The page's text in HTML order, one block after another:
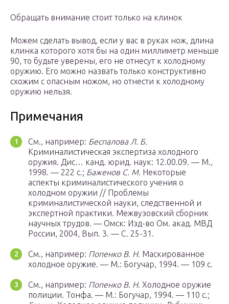
Обращать внимание стоит только на клинок
Можем сделать вывод, если у вас в руках нож, длина
клинка которого хотя бы на один миллиметр меньше
90, то будьте уверены, его не отнесут к холодному
оружию. Его можно назвать только конструктивно
схожим с опасным ножом, но отнести к холодному
оружию нельзя.
Примечания
См., например: Беспалова Л. Б.
Криминалистическая экспертиза холодного
оружия. Дис… канд. юрид. наук: 12.00.09. — М.,
1998. — 222 c.; Баженов С. М. Некоторые
аспекты криминалистического учения о
холодном оружии // Проблемы
криминалистической науки, следственной и
экспертной практики. Межвузовский сборник
научных трудов. — Омск: Изд-во Ом. акад. МВД
России, 2004, Вып. 3. — С. 25-31.
См., например: Попенко В. Н. Маскированное
холодное оружие. — М.: Богучар, 1994. — 109 с.
См., например: Попенко В. Н. Холодное оружие
полиции. Тонфа. — М.: Богучар, 1994. — 110 с.;